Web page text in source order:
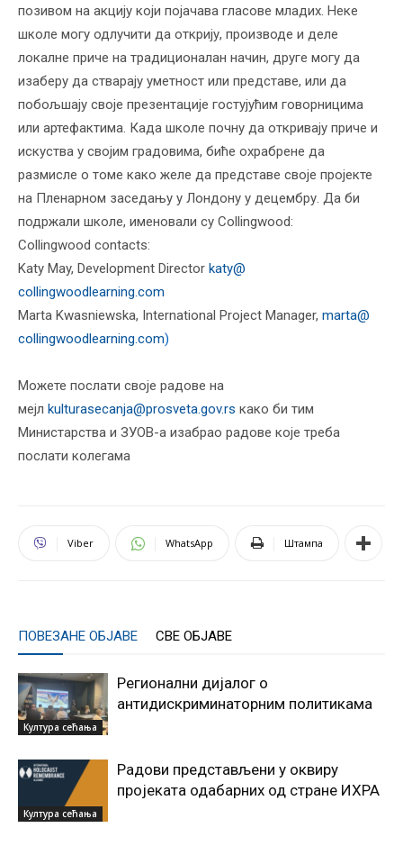
позивом на акцију који појачава гласове младих. Неке
школе могу одлучити да открију, производе и деле
локалне приче на традиционалан начин, друге могу да
изаберу да стварају уметност или представе, или да
побољшају своје презентације гостујућим говорницима
или артефактима. Када школе почну да откривају приче и
искуства у својим градовима, биће охрабрене да
размисле о томе како желе да представе своје пројекте
на Пленарном заседању у Лондону у децембру. Да би
подржали школе, именовали су Collingwood:
Collingwood contacts:
Katy May, Development Director katy@
collingwoodlearning.com
Marta Kwasniewska, International Project Manager, marta@
collingwoodlearning.com)
Можете послати своје радове на
мејл kulturasecanja@prosveta.gov.rs како би тим
Министарства и ЗУОВ-а изабрао радове које треба
послати колегама
Viber WhatsApp Штампа
ПОВЕЗАНЕ ОБЈАВЕ СВЕ ОБЈАВЕ
Култура сећања
Регионални дијалог о
антидискриминаторним политикама
Култура сећања
Радови представљени у оквиру
пројеката одабарних од стране ИХРА